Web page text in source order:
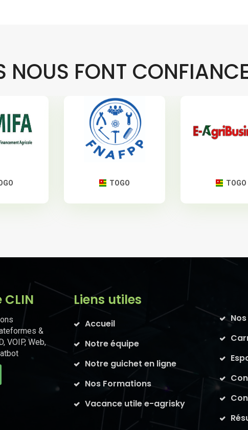
NOUS FONT
TOGO TOGO
&
VOIP, Web,
Liens utiles
Accueil
Notre équipe
Notre guichet en ligne
Nos Formations
Vacance utile e-agrisky